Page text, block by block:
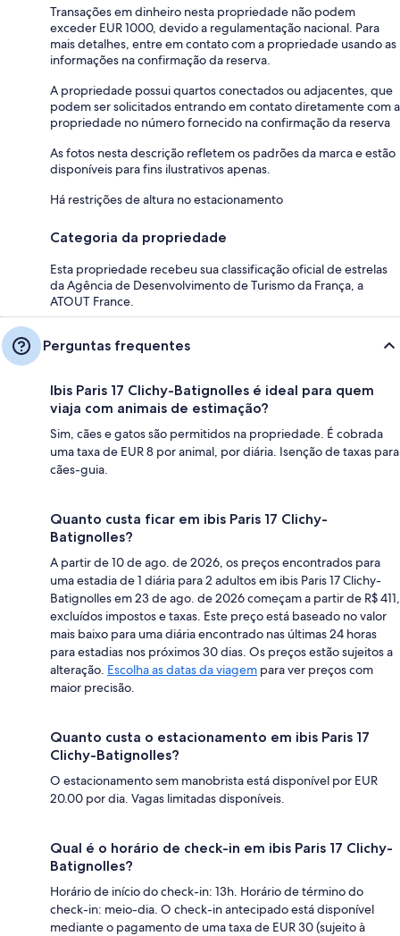
Transações em dinheiro nesta propriedade não podem
exceder EUR 1000, devido a regulamentação nacional. Para
mais detalhes, entre em contato com a propriedade usando as
informações na confirmação da reserva.
A propriedade possui quartos conectados ou adjacentes, que
podem ser solicitados entrando em contato diretamente com a
propriedade no número fornecido na confirmação da reserva
As fotos nesta descrição refletem os padrões da marca e estão
disponíveis para fins ilustrativos apenas.
Há restrições de altura no estacionamento
Categoria da propriedade
Esta propriedade recebeu sua classificação oficial de estrelas
da Agência de Desenvolvimento de Turismo da França, a
ATOUT France.
Perguntas frequentes
Ibis Paris 17 Clichy-Batignolles é ideal para quem
viaja com animais de estimação?
Sim, cães e gatos são permitidos na propriedade. É cobrada
uma taxa de EUR 8 por animal, por diária. Isenção de taxas para
cães-guia.
Quanto custa ficar em ibis Paris 17 Clichy-
Batignolles?
A partir de 10 de ago. de 2026, os preços encontrados para
uma estadia de 1 diária para 2 adultos em ibis Paris 17 Clichy-
Batignolles em 23 de ago. de 2026 começam a partir de R$ 411,
excluídos impostos e taxas. Este preço está baseado no valor
mais baixo para uma diária encontrado nas últimas 24 horas
para estadias nos próximos 30 dias. Os preços estão sujeitos a
alteração. Escolha as datas da viagem para ver preços com
maior precisão.
Quanto custa o estacionamento em ibis Paris 17
Clichy-Batignolles?
O estacionamento sem manobrista está disponível por EUR
20.00 por dia. Vagas limitadas disponíveis.
Qual é o horário de check-in em ibis Paris 17 Clichy-
Batignolles?
Horário de início do check-in: 13h. Horário de término do
check-in: meio-dia. O check-in antecipado está disponível
mediante o pagamento de uma taxa de EUR 30 (sujeito à